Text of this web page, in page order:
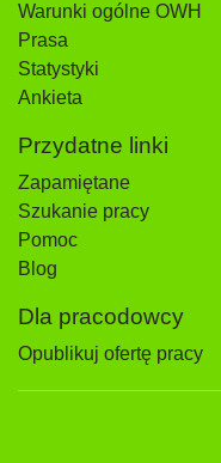
Warunki ogólne OWH
Prasa
Statystyki
Ankieta
Przydatne linki
Zapamiętane
Szukanie pracy
Pomoc
Blog
Dla pracodowcy
Opublikuj ofertę pracy